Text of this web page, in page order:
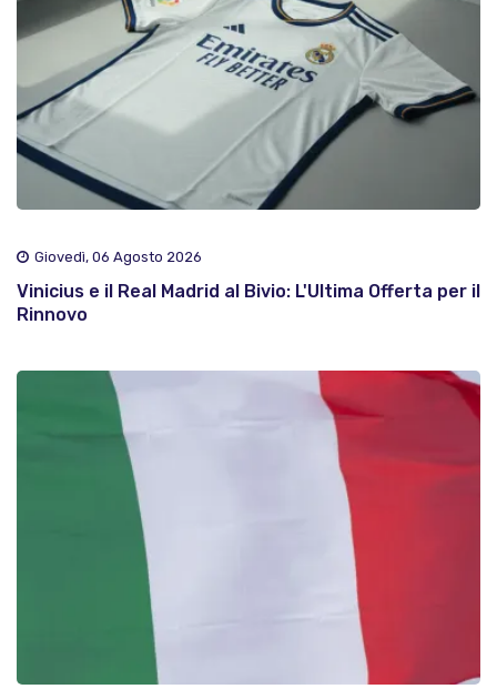
Giovedì, 06 Agosto 2026
Vinicius e il Real Madrid al Bivio: L'Ultima Offerta per il
Rinnovo